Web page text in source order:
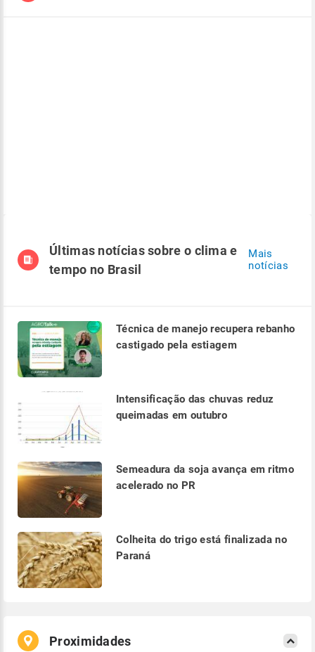
Últimas notícias sobre o clima e
tempo no Brasil
Mais
notícias
Técnica de manejo recupera rebanho
castigado pela estiagem
Intensificação das chuvas reduz
queimadas em outubro
Semeadura da soja avança em ritmo
acelerado no PR
Colheita do trigo está finalizada no
Paraná
Proximidades